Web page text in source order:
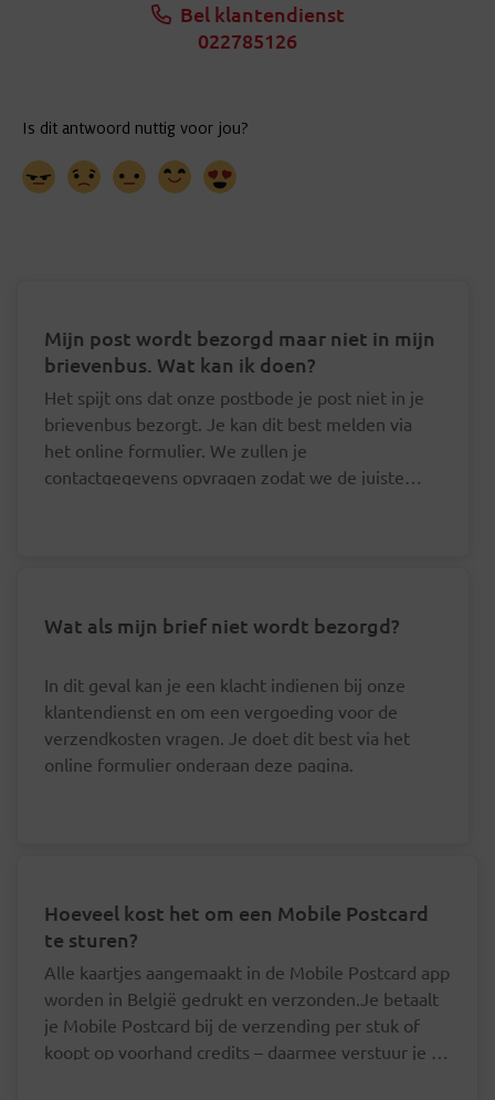
Bel klantendienst
022785126
Mijn post wordt bezorgd maar niet in mijn
brievenbus. Wat kan ik doen?
Het spijt ons dat onze postbode je post niet in je
brievenbus bezorgt. Je kan dit best melden via
het online formulier. We zullen je
contactgegevens opvragen zodat we de juiste
Wat als mijn brief niet wordt bezorgd?
In dit geval kan je een klacht indienen bij onze
klantendienst en om een vergoeding voor de
verzendkosten vragen. Je doet dit best via het
online formulier onderaan deze pagina.
Hoeveel kost het om een Mobile Postcard
te sturen?
Alle kaartjes aangemaakt in de Mobile Postcard app
worden in België gedrukt en verzonden.Je betaalt
je Mobile Postcard bij de verzending per stuk of
koopt op voorhand credits – daarmee verstuur je je